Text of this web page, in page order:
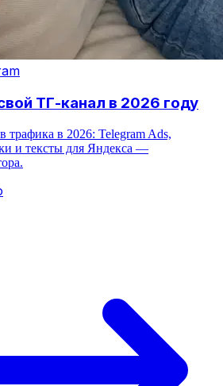
ТГ-канал в 2026 году
трафика в 2026: Telegram Ads,
и тексты для Яндекса —